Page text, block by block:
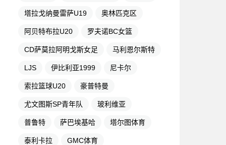
塔拉戈纳曼雷萨U19 奥林匹克区
阿贝特布拉U20 罗夫诺BC女篮
CD萨莫拉阿明戈斯女足 马利恩尔斯特
LJS 伊比利亚1999 尼卡尔
索拉篮球U20 豪普特曼
尤文图斯SP青年队 玻利维亚
普鲁特 萨巴埃基哈 塔尔图体育
泰利卡拉 GMC体育